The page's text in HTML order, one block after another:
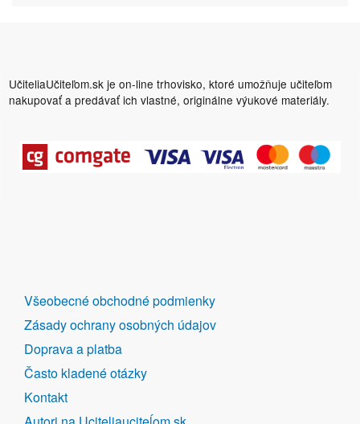
UčiteliaUčiteľom.sk je on-line trhovisko, ktoré umožňuje učiteľom
nakupovať a predávať ich vlastné, originálne výukové materiály.
DALŠÍ
ODKAZY
Všeobecné obchodné podmienky
Zásady ochrany osobných údajov
Doprava a platba
Často kladené otázky
Kontakt